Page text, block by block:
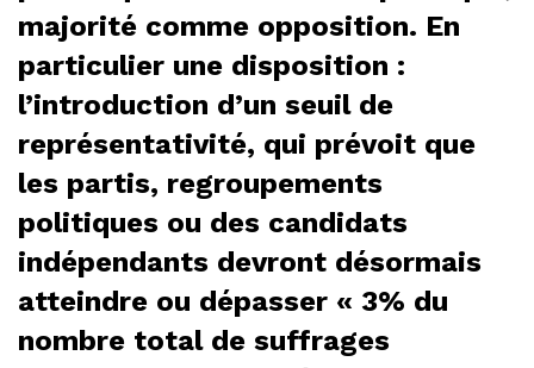
majorité comme opposition. En
particulier une disposition :
l’introduction d’un seuil de
représentativité, qui prévoit que
les partis, regroupements
politiques ou des candidats
indépendants devront désormais
atteindre ou dépasser « 3% du
nombre total de suffrages